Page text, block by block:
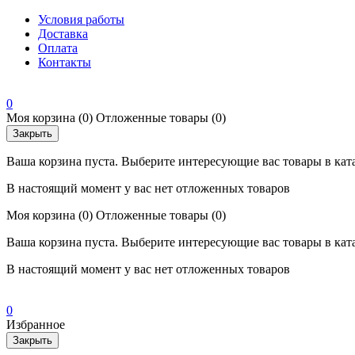
Условия работы
Доставка
Оплата
Контакты
0
Моя корзина (0) Отложенные товары (0)
Закрыть
Ваша корзина пуста. Выберите интересующие вас товары в
В настоящий момент у вас нет отложенных товаров
Моя корзина (0) Отложенные товары (0)
Ваша корзина пуста. Выберите интересующие вас товары в
В настоящий момент у вас нет отложенных товаров
0
Избранное
Закрыть